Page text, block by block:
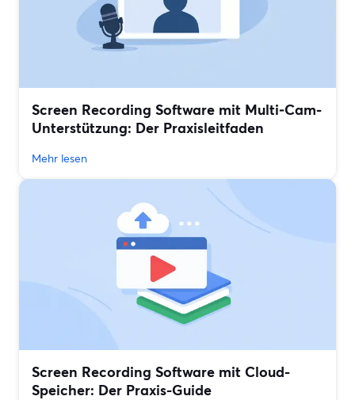
Screen Recording Software mit Multi‑Cam-
Unterstützung: Der Praxisleitfaden
Mehr lesen
Screen Recording Software mit Cloud-
Speicher: Der Praxis-Guide